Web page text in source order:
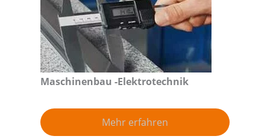
Maschinenbau -Elektrotechnik
Mehr erfahren